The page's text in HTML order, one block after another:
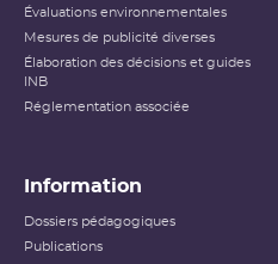
Évaluations environnementales
Mesures de publicité diverses
Élaboration des décisions et guides
INB
Réglementation associée
Information
Dossiers pédagogiques
Publications